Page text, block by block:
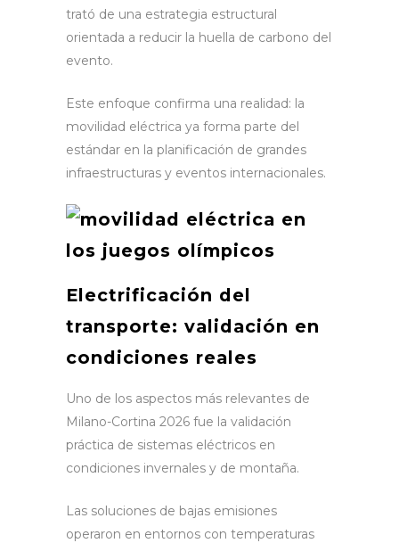
trató de una estrategia estructural
orientada a reducir la huella de carbono del
evento.
Este enfoque confirma una realidad: la
movilidad eléctrica ya forma parte del
estándar en la planificación de grandes
infraestructuras y eventos internacionales.
Electrificación del
transporte: validación en
condiciones reales
Uno de los aspectos más relevantes de
Milano-Cortina 2026 fue la validación
práctica de sistemas eléctricos en
condiciones invernales y de montaña.
Las soluciones de bajas emisiones
operaron en entornos con temperaturas